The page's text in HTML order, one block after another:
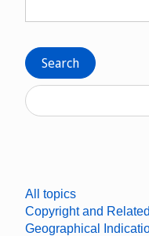
Search
All topics
Copyright and
Geographical